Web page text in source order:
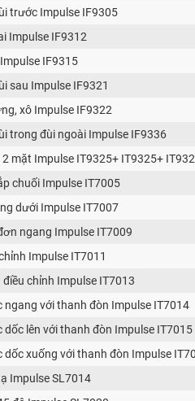
trước Impulse IF9305
Impulse IF9312
IF9315
sau Impulse IF9321
xô Impulse IF9322
trong đùi ngoài Impulse IF9336
mặt Impulse IT9325+ IT9325+
chuối Impulse IT7005
dưới Impulse IT7007
ngang Impulse IT7009
Impulse IT7011
chỉnh Impulse IT7013
ngang với thanh đòn Impulse IT7014
dốc lên với thanh đòn Impulse IT7015
dốc xuống với thanh đòn Impulse
Impulse SL7014